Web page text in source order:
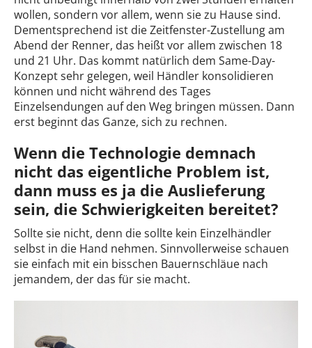
wollen, sondern vor allem, wenn sie zu Hause sind.
Dementsprechend ist die Zeitfenster-Zustellung am
Abend der Renner, das heißt vor allem zwischen 18
und 21 Uhr. Das kommt natürlich dem Same-Day-
Konzept sehr gelegen, weil Händler konsolidieren
können und nicht während des Tages
Einzelsendungen auf den Weg bringen müssen. Dann
erst beginnt das Ganze, sich zu rechnen.
Wenn die Technologie demnach
nicht das eigentliche Problem ist,
dann muss es ja die Auslieferung
sein, die Schwierigkeiten bereitet?
Sollte sie nicht, denn die sollte kein Einzelhändler
selbst in die Hand nehmen. Sinnvollerweise schauen
sie einfach mit ein bisschen Bauernschläue nach
jemandem, der das für sie macht.